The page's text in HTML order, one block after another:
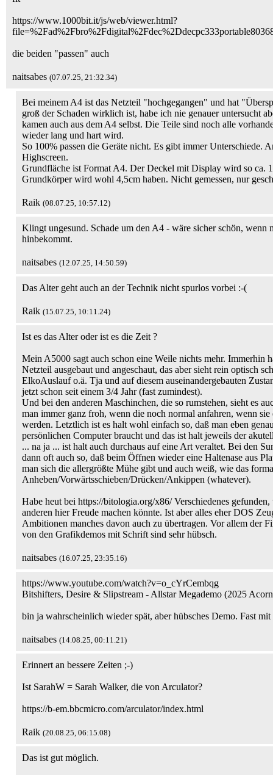
https://www.1000bit.it/js/web/viewer.html?
die beiden "passen" auch
naitsabes (07.07.25, 21:32.34)
Bei meinem A4 ist das Netzteil "hochgegangen" und hat
groß der Schaden wirklich ist, habe ich nie genauer untersucht
kamen auch aus dem A4 selbst. Die Teile sind noch alle
wieder lang und hart wird.
So 100% passen die Geräte nicht. Es gibt immer Unterschiede.
Highscreen.
Grundfläche ist Format A4. Der Deckel mit Display wird so ca.
Grundkörper wird wohl 4,5cm haben. Nicht gemessen, nur
Raik (08.07.25, 10:57.12)
Klingt ungesund. Schade um den A4 - wäre sicher schön, wenn
hinbekommt.
naitsabes (12.07.25, 14:50.59)
Das Alter geht auch an der Technik nicht spurlos vorbei :-(
Raik (15.07.25, 10:11.24)
Ist es das Alter oder ist es die Zeit ?
Mein A5000 sagt auch schon eine Weile nichts mehr. Immerhin
Netzteil ausgebaut und angeschaut, das aber sieht rein optisch
ElkoAuslauf o.ä. Tja und auf diesem auseinandergebauten
jetzt schon seit einem 3/4 Jahr (fast zumindest).
Und bei den anderen Maschinchen, die so rumstehen, sieht es
man immer ganz froh, wenn die noch normal anfahren, wenn sie
werden. Letztlich ist es halt wohl einfach so, daß man eben
persönlichen Computer braucht und das ist halt jeweils der
... na ja ... ist halt auch durchaus auf eine Art veraltet. Bei den
dann oft auch so, daß beim Öffnen wieder eine Haltenase aus
man sich die allergrößte Mühe gibt und auch weiß, wie das
Anheben/Vorwärtsschieben/Drücken/Ankippen (whatever).
Habe heut bei https://bitologia.org/x86/ Verschiedenes
anderen hier Freude machen könnte. Ist aber alles eher DOS
Ambitionen manches davon auch zu übertragen. Vor allem der
von den Grafikdemos mit Schrift sind sehr hübsch.
naitsabes (16.07.25, 23:35.16)
https://www.youtube.com/watch?v=o_cYrCembqg
Bitshifters, Desire & Slipstream - Allstar Megademo (2025
bin ja wahrscheinlich wieder spät, aber hübsches Demo. Fast
naitsabes (14.08.25, 00:11.21)
Erinnert an bessere Zeiten ;-)
Ist SarahW = Sarah Walker, die von Arculator?
https://b-em.bbcmicro.com/arculator/index.html
Raik (20.08.25, 06:15.08)
Das ist gut möglich.